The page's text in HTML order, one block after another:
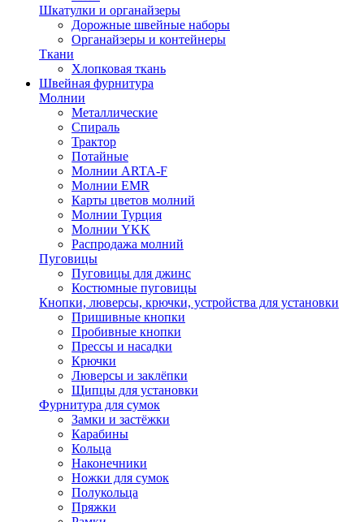
Шкатулки и органайзеры
Дорожные швейные наборы
Органайзеры и контейнеры
Ткани
Хлопковая ткань
Швейная фурнитура
Молнии
Металлические
Спираль
Трактор
Потайные
Молнии ARTA-F
Молнии EMR
Карты цветов молний
Молнии Турция
Молнии YKK
Распродажа молний
Пуговицы
Пуговицы для джинс
Костюмные пуговицы
Кнопки, люверсы, крючки, устройства для установки
Пришивные кнопки
Пробивные кнопки
Прессы и насадки
Крючки
Люверсы и заклёпки
Щипцы для установки
Фурнитура для сумок
Замки и застёжки
Карабины
Кольца
Наконечники
Ножки для сумок
Полукольца
Пряжки